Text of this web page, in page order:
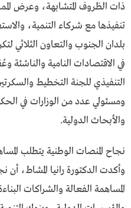
ذات الظروف المتشابهة، وعرض
تنفيذها مع شركاء التنمية،
بلدان الجنوب والتعاون الثلاثي
في الاقتصادات النامية والناشئة
التنفيذي للجنة التخطيط
ومسئولي عدد من الوزارات في
والأبحاث الدولية.
نجاح المنصات الوطنية يتطلب
وأكدت الدكتورة رانيا المشاط، أن
المساهمة الفعالة والشراكات